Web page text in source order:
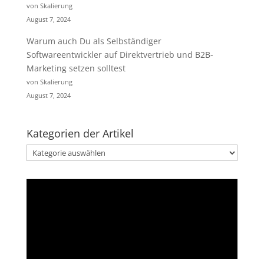
von Skalierung
August 7, 2024
Warum auch Du als Selbständiger
Softwareentwickler auf Direktvertrieb und B2B-
Marketing setzen solltest
von Skalierung
August 7, 2024
Kategorien der Artikel
Kategorien
der
Artikel